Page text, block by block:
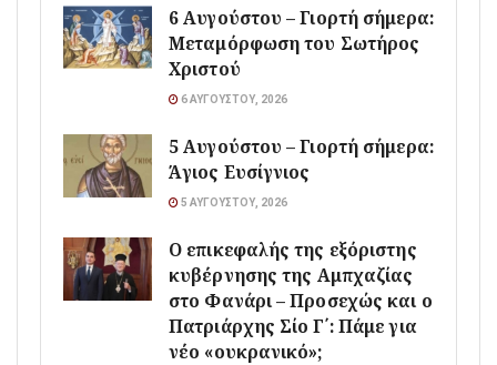
6 Αυγούστου – Γιορτή σήμερα:
Μεταμόρφωση του Σωτήρος
Χριστού
6 ΑΥΓΟΎΣΤΟΥ, 2026
5 Αυγούστου – Γιορτή σήμερα:
Άγιος Ευσίγνιος
5 ΑΥΓΟΎΣΤΟΥ, 2026
Ο επικεφαλής της εξόριστης
κυβέρνησης της Αμπχαζίας
στο Φανάρι – Προσεχώς και ο
Πατριάρχης Σίο Γ΄: Πάμε για
νέο «ουκρανικό»;